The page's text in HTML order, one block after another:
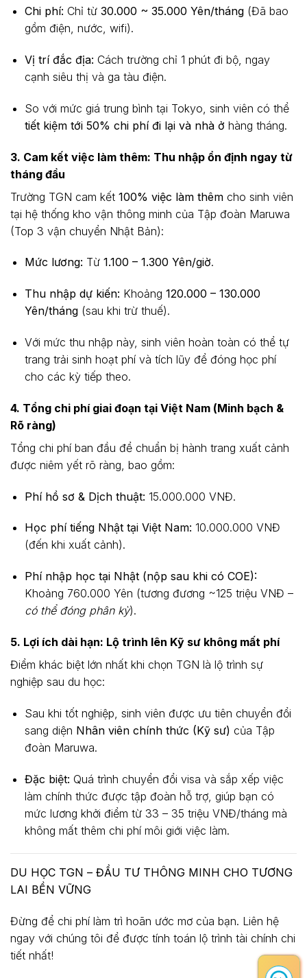
Chi phí: Chỉ từ 30.000 ~ 35.000 Yên/tháng(Đã bao
gồm điện, nước, wifi).
Vị trí đắc địa: Cách trường chỉ 1 phút đi bộ, ngay
cạnh siêu thị và ga tàu điện.
So với mức giá trung bình tại Tokyo, sinh viên có thể
tiết kiệm tới 50% chi phí đi lại và nhà ở hàng tháng.
3. Cam kết việc làm thêm: Thu nhập ổn định ngay từ
tháng đầu
Trường TGN cam kết 100% việc làm thêm cho sinh viên
tại hệ thống kho vận thông minh của Tập đoàn Maruwa
(Top 3 vận chuyển Nhật Bản):
Mức lương: Từ 1.100 – 1.300 Yên/giờ.
Thu nhập dự kiến: Khoảng 120.000 – 130.000
Yên/tháng(sau khi trừ thuế).
Với mức thu nhập này, sinh viên hoàn toàn có thể tự
trang trải sinh hoạt phí và tích lũy để đóng học phí
cho các kỳ tiếp theo.
4. Tổng chi phí giai đoạn tại Việt Nam (Minh bạch &
Rõ ràng)
Tổng chi phí ban đầu để chuẩn bị hành trang xuất cảnh
được niêm yết rõ ràng, bao gồm:
Phí hồ sơ & Dịch thuật: 15.000.000 VNĐ.
Học phí tiếng Nhật tại Việt Nam: 10.000.000 VNĐ
(đến khi xuất cảnh).
Phí nhập học tại Nhật (nộp sau khi có COE):
Khoảng 760.000 Yên (tương đương ~125 triệu VNĐ –
có thể đóng phân kỳ).
5. Lợi ích dài hạn: Lộ trình lên Kỹ sư không mất phí
Điểm khác biệt lớn nhất khi chọn TGN là lộ trình sự
nghiệp sau du học:
Sau khi tốt nghiệp, sinh viên được ưu tiên chuyển đổi
sang diện Nhân viên chính thức (Kỹ sư) của Tập
đoàn Maruwa.
Đặc biệt: Quá trình chuyển đổi visa và sắp xếp việc
làm chính thức được tập đoàn hỗ trợ, giúp bạn có
mức lương khởi điểm từ 33 – 35 triệu VNĐ/tháng mà
không mất thêm chi phí môi giới việc làm.
DU HỌC TGN – ĐẦU TƯ THÔNG MINH CHO TƯƠNG
LAI BỀN VỮNG
Đừng để chi phí làm trì hoãn ước mơ của bạn. Liên hệ
ngay với chúng tôi để được tính toán lộ trình tài chính chi
tiết nhất!